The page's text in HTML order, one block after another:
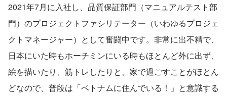
2021年7月に入社し、品質保証部門（マニュアルテスト部
門）のプロジェクトファシリテーター（いわゆるプロジェ
クトマネージャー）として奮闘中です。非常に出不精で、
日本にいた時もホーチミンにいる時もほとんど外に出ず、
絵を描いたり、筋トレしたりと、家で過ごすことがほとん
どなので、普段は「ベトナムに住んでいる！」と意識する